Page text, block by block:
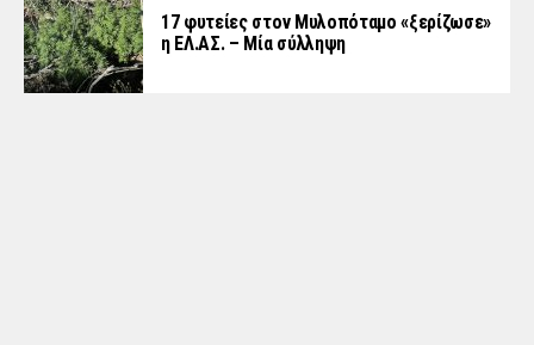
17 φυτείες στον Μυλοπόταμο «ξερίζωσε»
η ΕΛ.ΑΣ. – Μία σύλληψη